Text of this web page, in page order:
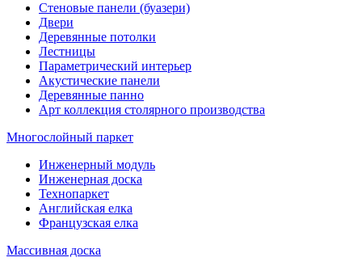
Стеновые панели (буазери)
Двери
Деревянные потолки
Лестницы
Параметрический интерьер
Акустические панели
Деревянные панно
Арт коллекция столярного производства
Многослойный паркет
Инженерный модуль
Инженерная доска
Технопаркет
Английская елка
Французская елка
Массивная доска